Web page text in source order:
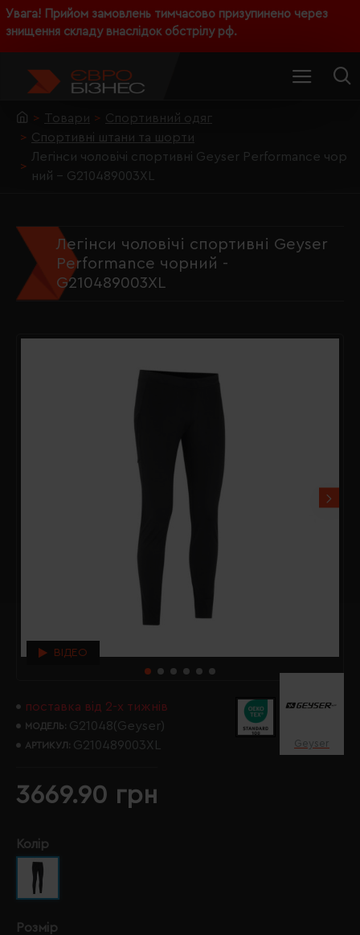
Увага! Прийом замовлень тимчасово призупинено через
знищення складу внаслідок обстрілу рф.
Товари
Спортивний одяг
Спортивні штани та шорти
Легінси чоловічі спортивні Geyser Performance чор
ний - G210489003XL
Легінси чоловічі спортивні Geyser
Performance чорний -
G210489003XL
ВІДЕО
поставка від 2-х тижнів
МОДЕЛЬ: G21048(Geyser)
АРТИКУЛ: G210489003XL Geyser
3669.90 грн
Колір
Розмір